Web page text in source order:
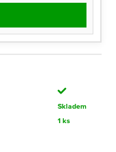
Skladem
1 ks